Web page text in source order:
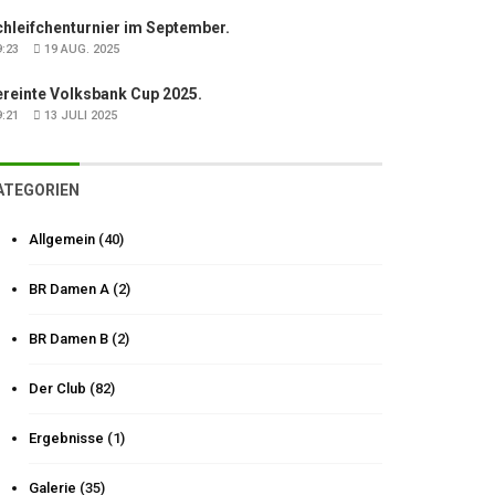
im September.
19 AUG. 2025
Volksbank Cup 2025.
13 JULI 2025
Allgemein (40)
BR Damen A (2)
BR Damen B (2)
Der Club (82)
Ergebnisse (1)
Galerie (35)